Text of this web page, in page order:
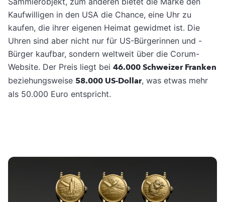
Kaufwilligen in den USA die Chance, eine Uhr zu
kaufen, die ihrer eigenen Heimat gewidmet ist. Die
Uhren sind aber nicht nur für US-Bürgerinnen und -
Bürger kaufbar, sondern weltweit über die Corum-
Website. Der Preis liegt bei 46.000 Schweizer Franken
beziehungsweise 58.000 US-Dollar, was etwas mehr
als 50.000 Euro entspricht.